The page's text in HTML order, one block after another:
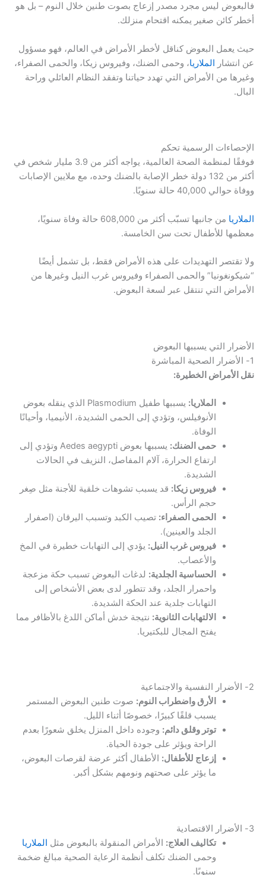
فالبعوض ليس مجرد مصدر إزعاج بصوت طنين خلال النوم – بل هو
أخطر كائن صغير يمكنه اقتحام منزلك.
حيث يعمل البعوض كناقل لأخطر الأمراض في العالم، فهو مسؤول
عن انتشار الملاريا، وحمى الضنك، وفيروس زيكا، والحمى الصفراء،
وغيرها من الأمراض التي تهدد حياتنا وتفقد النظام العائلي وراحة
البال.
الإحصاءات الرسمية تحكم
فوفقًا لمنظمة الصحة العالمية، يواجه أكثر من 3.9 مليار شخص في
أكثر من 132 دولة خطر الإصابة بالضنك وحده، مع ملايين الإصابات
ووفاة حوالي 40,000 حالة سنويًا.
الملاريا
من جانبها تسبّب أكثر من 608,000 حالة وفاة سنويًا،
معظمها للأطفال تحت سن الخامسة.
ولا تقتصر التهديدات على هذه الأمراض فقط، بل تشمل أيضًا
“شيكونغونيا” والحمى الصفراء وفيروس غرب النيل وغيرها من
الأمراض التي تنتقل عبر لسعة البعوض.
الأضرار التي يسببها البعوض
1- الأضرار الصحية المباشرة
نقل الأمراض الخطيرة:
الملاريا:
يسببها طفيل Plasmodium الذي ينقله بعوض
الأنوفيلس، وتؤدي إلى الحمى الشديدة، الأنيميا، وأحيانًا
الوفاة.
حمى الضنك:
يسببها بعوض Aedes aegypti وتؤدي إلى
ارتفاع الحرارة، آلام المفاصل، النزيف في الحالات
الشديدة.
فيروس زيكا: قد يسبب تشوهات خلقية للأجنة مثل صِغر
حجم الرأس.
الحمى الصفراء: تصيب الكبد وتسبب اليرقان (اصفرار
الجلد والعينين).
فيروس غرب النيل: يؤدي إلى التهابات خطيرة في المخ
والأعصاب.
الحساسية الجلدية: لدغات البعوض تسبب حكة مزعجة
واحمرار الجلد، وقد تتطور لدى بعض الأشخاص إلى
التهابات جلدية عند الحكة الشديدة.
الالتهابات الثانوية: نتيجة خدش أماكن اللدغ بالأظافر مما
يفتح المجال للبكتيريا.
2- الأضرار النفسية والاجتماعية
الأرق واضطراب النوم: صوت طنين البعوض المستمر
يسبب قلقًا كبيرًا، خصوصًا أثناء الليل.
توتر وقلق دائم: وجوده داخل المنزل يخلق شعورًا بعدم
الراحة ويؤثر على جودة الحياة.
إزعاج للأطفال: الأطفال أكثر عرضة لقرصات البعوض،
ما يؤثر على صحتهم ونومهم بشكل أكبر.
3- الأضرار الاقتصادية
تكاليف العلاج: الأمراض المنقولة بالبعوض مثل الملاريا
وحمى الضنك تكلف أنظمة الرعاية الصحية مبالغ ضخمة
سنويًا.